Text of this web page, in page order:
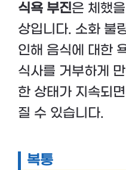
식욕 부진은 체했
상입니다. 소화 불
인해 음식에 대한
식사를 거부하게
한 상태가 지속되
질 수 있습니다.
복통